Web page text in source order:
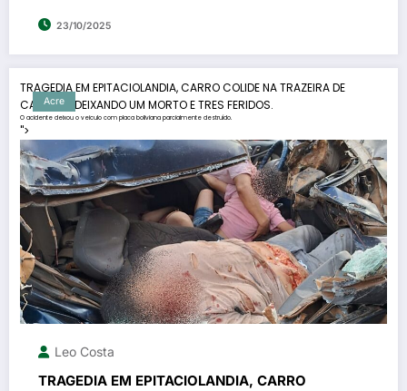
23/10/2025
TRAGEDIA EM EPITACIOLANDIA, CARRO COLIDE NA TRAZEIRA DE
CARRETA, DEIXANDO UM MORTO E TRES FERIDOS.
O acidente deixou o veiculo com placa boliviana parcialmente destruído.
">
Acre
Leo Costa
TRAGEDIA EM EPITACIOLANDIA, CARRO